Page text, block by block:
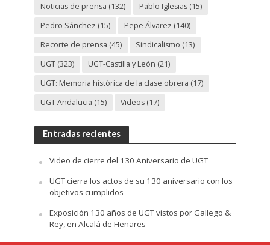
Noticias de prensa (132) Pablo Iglesias(15)
Pedro Sánchez (15) Pepe Álvarez (140)
Recorte de prensa (45) Sindicalismo (13)
UGT(323) UGT-Castilla y León (21)
UGT: Memoria histórica de la clase obrera (17)
UGT Andalucia (15) Videos(17)
Entradas recientes
Video de cierre del 130 Aniversario de UGT
UGT cierra los actos de su 130 aniversario con los
objetivos cumplidos
Exposición 130 años de UGT vistos por Gallego &
Rey, en Alcalá de Henares